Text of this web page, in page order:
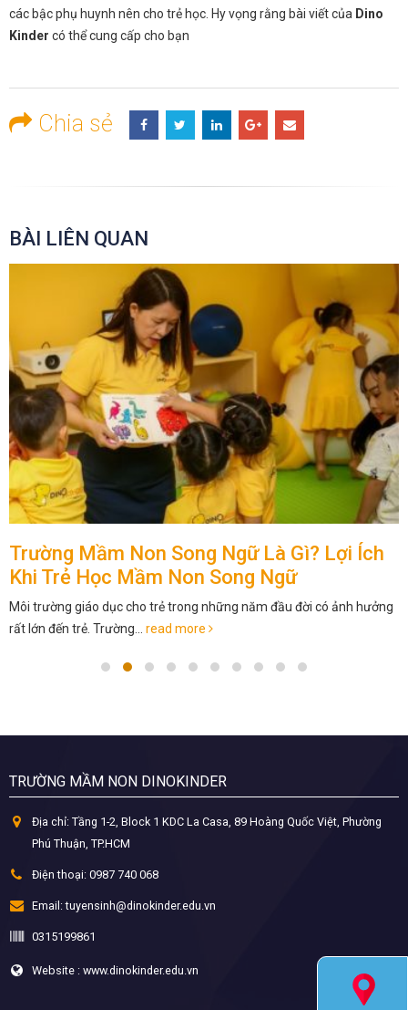
các bậc phụ huynh nên cho trẻ học. Hy vọng rằng bài viết của Dino
Kinder có thể cung cấp cho bạn
Chia sẻ
BÀI LIÊN QUAN
Trường Mầm Non Song Ngữ Là Gì? Lợi Ích
Khi Trẻ Học Mầm Non Song Ngữ
Môi trường giáo dục cho trẻ trong những năm đầu đời có ảnh hưởng
rất lớn đến trẻ. Trường... read more
TRƯỜNG MẦM NON DINOKINDER
Địa chỉ: Tầng 1-2, Block 1 KDC La Casa, 89 Hoàng Quốc Việt, Phường
Phú Thuận, TP.HCM
Điện thoại: 0987 740 068
Email: tuyensinh@dinokinder.edu.vn
0315199861
Website : www.dinokinder.edu.vn